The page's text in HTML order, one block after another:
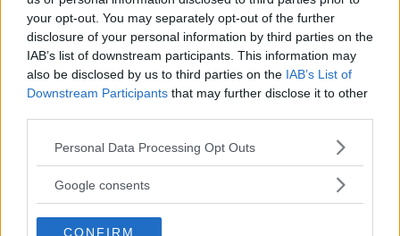
your opt-out. You may separately opt-out of the further
disclosure of your personal information by third parties on the
IAB’s list of downstream participants. This information may
also be disclosed by us to third parties on the IAB’s List of
Downstream Participants that may further disclose it to other
Please note that this website/app uses one or more Google
not limited to your visit or usage behaviour. You may click to
use your data for below specified purposes in below Google
Personal Data Processing Opt Outs
Google consents
CONFIRM
PROVKÖRNING 3 juni 2017 Audis mellanklassuv Q5 erbjuder
extra mycket körglädje med prefixet ”S” i modellnamnet.
Anrättningen smakar gott men kostar också därefter.
0 kommentarer Gasa (1) Bromsa (1)
Provkörning: Audi Q5
(2016)
PROVKÖRNING
Nya Audi Q5 delar uppbyggnad
med Q7. Q5 ger många av den större suvens fördelar till ett